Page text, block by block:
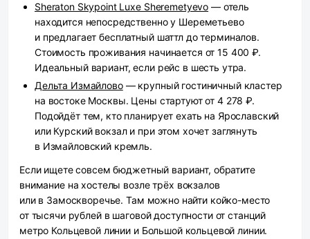
Sheraton Skypoint Luxe Sheremetyevo — отель
находится непосредственно у Шереметьево
и предлагает бесплатный шаттл до терминалов.
Стоимость проживания начинается от 15 400 ₽.
Идеальный вариант, если рейс в шесть утра.
Дельта Измайлово— крупный гостиничный кластер
на востоке Москвы. Цены стартуют от 4 278 ₽.
Подойдёт тем, кто планирует ехать на Ярославский
или Курский вокзал и при этом хочет заглянуть
в Измайловский кремль.
Если ищете совсем бюджетный вариант, обратите
внимание на хостелы возле трёх вокзалов
или в Замоскворечье. Там можно найти койко-место
от тысячи рублей в шаговой доступности от станций
метро Кольцевой линии и Большой кольцевой линии.